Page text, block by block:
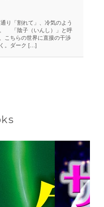
「割れて」、冷気のよう
「陰子（いんし）」と呼
こちらの世界に直接の干渉
。ダーク […]